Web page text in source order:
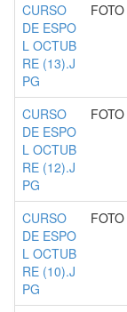
CURSO
DE ESPO
L OCTUB
RE (13).J
PG
FOTO
CURSO
DE ESPO
L OCTUB
RE (12).J
PG
FOTO
CURSO
DE ESPO
L OCTUB
RE (10).J
PG
FOTO